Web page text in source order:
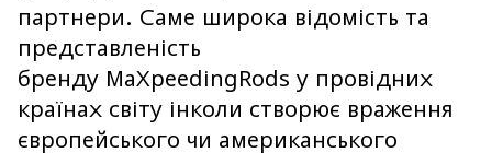
партнери. Саме широка відомість та
представленість
бренду MaXpeedingRods у провідних
країнах світу інколи створює враження
європейського чи американського